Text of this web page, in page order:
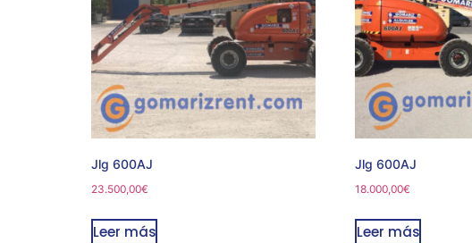
Jlg 600AJ
23.500,00€
Leer más
Jlg 600AJ
18.000,00€
Leer más